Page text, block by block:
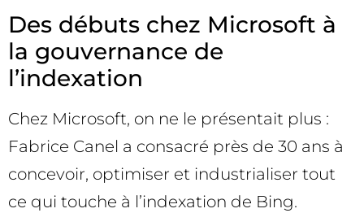
Des débuts chez Microsoft à
la gouvernance de
l’indexation
Chez Microsoft, on ne le présentait plus :
Fabrice Canel a consacré près de 30 ans à
concevoir, optimiser et industrialiser tout
ce qui touche à l’indexation de Bing.